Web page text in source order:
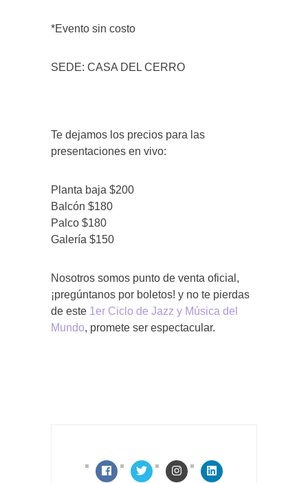
*Evento sin costo
SEDE: CASA DEL CERRO
Te dejamos los precios para las
presentaciones en vivo:
Planta baja $200
Balcón $180
Palco $180
Galería $150
Nosotros somos punto de venta oficial,
¡pregúntanos por boletos! y no te pierdas
de este 1er Ciclo de Jazz y Música del
Mundo, promete ser espectacular.